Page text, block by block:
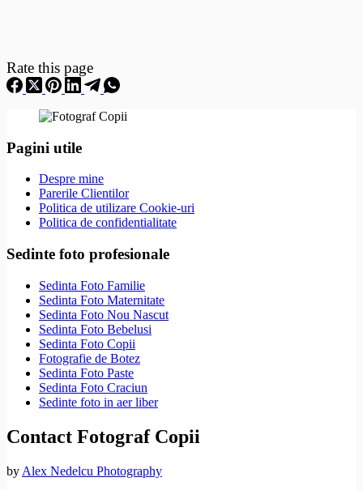
Rate this page
Pagini utile
Despre mine
Parerile Clientilor
Politica de utilizare Cookie-uri
Politica de confidentialitate
Sedinte foto profesionale
Sedinta Foto Familie
Sedinta Foto Maternitate
Sedinta Foto Nou Nascut
Sedinta Foto Bebelusi
Sedinta Foto Copii
Fotografie de Botez
Sedinta Foto Paste
Sedinta Foto Craciun
Sedinte foto in aer liber
Contact Fotograf Copii
by Alex Nedelcu Photography